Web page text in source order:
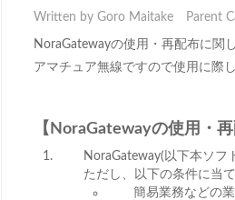
Written by Goro Maitake Parent
NoraGatewayの使用・再配布に関
アマチュア無線ですので使用に際
【NoraGatewayの使用・
NoraGateway(以下本ソフ
ただし、以下の条件に当
簡易業務などの